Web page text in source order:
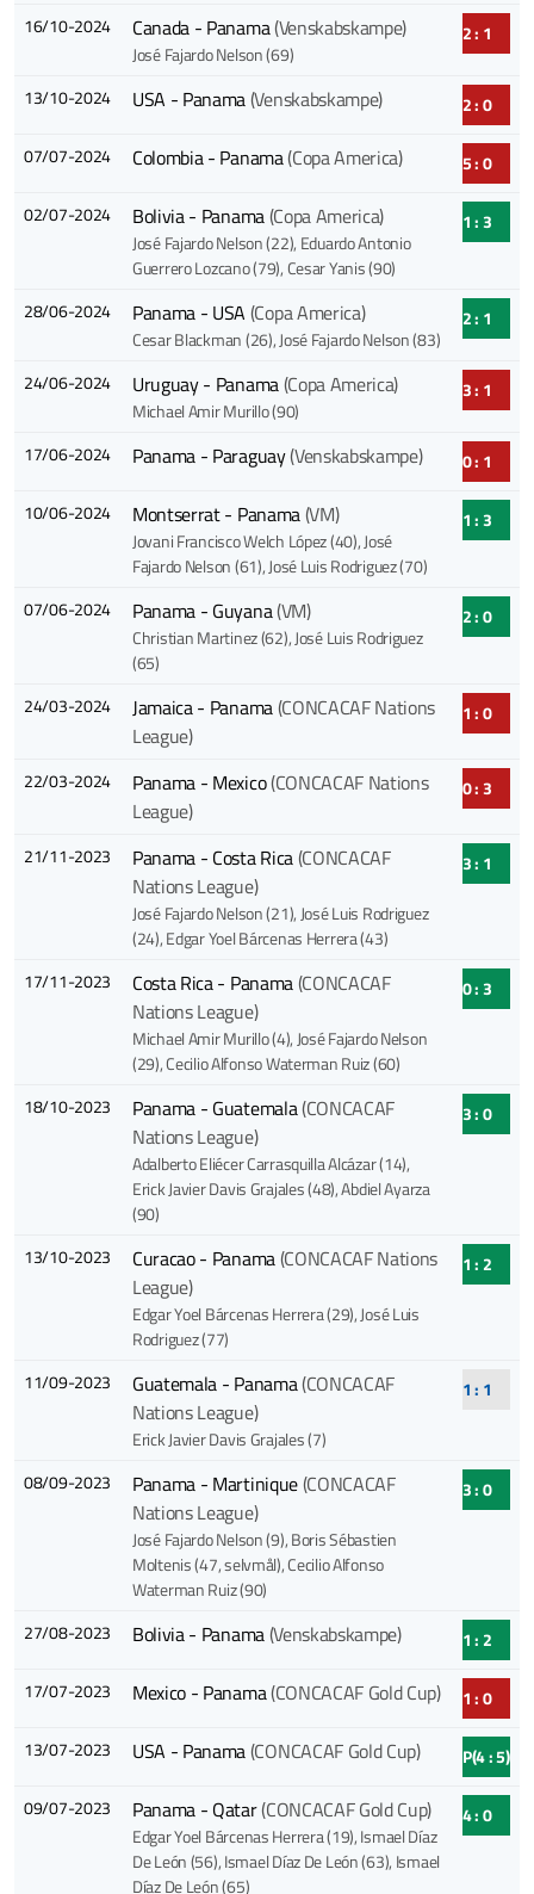
16/10-2024 Canada - Panama(Venskabskampe)
José Fajardo Nelson (69)
2 : 1
13/10-2024 USA - Panama(Venskabskampe) 2 : 0
07/07-2024 Colombia - Panama(Copa America) 5 : 0
02/07-2024 Bolivia - Panama(Copa America)
José Fajardo Nelson (22), Eduardo Antonio
Guerrero Lozcano (79), Cesar Yanis (90)
1 : 3
28/06-2024 Panama - USA (Copa America)
Cesar Blackman (26), José Fajardo Nelson (83)
2 : 1
24/06-2024 Uruguay - Panama(Copa America)
Michael Amir Murillo (90)
3 : 1
17/06-2024 Panama - Paraguay(Venskabskampe) 0 : 1
10/06-2024 Montserrat - Panama(VM)
Jovani Francisco Welch López (40), José
Fajardo Nelson (61), José Luis Rodriguez (70)
1 : 3
07/06-2024 Panama - Guyana(VM)
Christian Martinez (62), José Luis Rodriguez
(65)
2 : 0
24/03-2024 Jamaica - Panama(CONCACAF Nations
League)
1 : 0
22/03-2024 Panama - Mexico(CONCACAF Nations
League)
0 : 3
21/11-2023 Panama - Costa Rica(CONCACAF
Nations League)
José Fajardo Nelson (21), José Luis Rodriguez
(24), Edgar Yoel Bárcenas Herrera (43)
3 : 1
17/11-2023 Costa Rica - Panama(CONCACAF
Nations League)
Michael Amir Murillo (4), José Fajardo Nelson
(29), Cecilio Alfonso Waterman Ruiz (60)
0 : 3
18/10-2023 Panama - Guatemala(CONCACAF
Nations League)
Adalberto Eliécer Carrasquilla Alcázar (14),
Erick Javier Davis Grajales (48), Abdiel Ayarza
(90)
3 : 0
13/10-2023 Curacao - Panama(CONCACAF Nations
League)
Edgar Yoel Bárcenas Herrera (29), José Luis
Rodriguez (77)
1 : 2
11/09-2023 Guatemala - Panama(CONCACAF
Nations League)
Erick Javier Davis Grajales (7)
1 : 1
08/09-2023 Panama - Martinique(CONCACAF
Nations League)
José Fajardo Nelson (9), Boris Sébastien
Moltenis (47, selvmål), Cecilio Alfonso
Waterman Ruiz (90)
3 : 0
27/08-2023 Bolivia - Panama(Venskabskampe) 1 : 2
17/07-2023 Mexico - Panama(CONCACAF Gold Cup) 1 : 0
13/07-2023 USA - Panama(CONCACAF Gold Cup) P(4 : 5)
09/07-2023 Panama - Qatar(CONCACAF Gold Cup)
Edgar Yoel Bárcenas Herrera (19), Ismael Díaz
De León (56), Ismael Díaz De León (63), Ismael
Díaz De León (65)
4 : 0